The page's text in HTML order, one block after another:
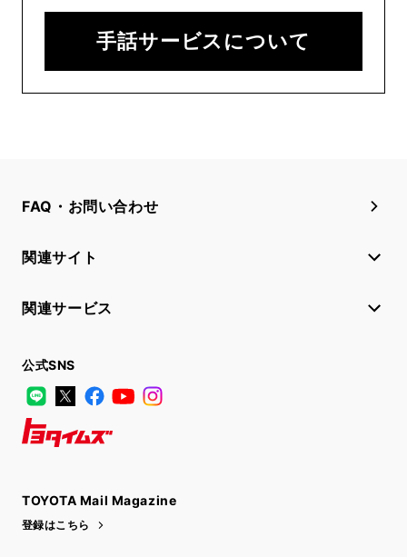
手話サービスについて
FAQ・お問い合わせ
関連サイト
関連サービス
公式SNS
LINE
X FacebookYouTube
TOYOTA Mail Magazine
登録はこちら